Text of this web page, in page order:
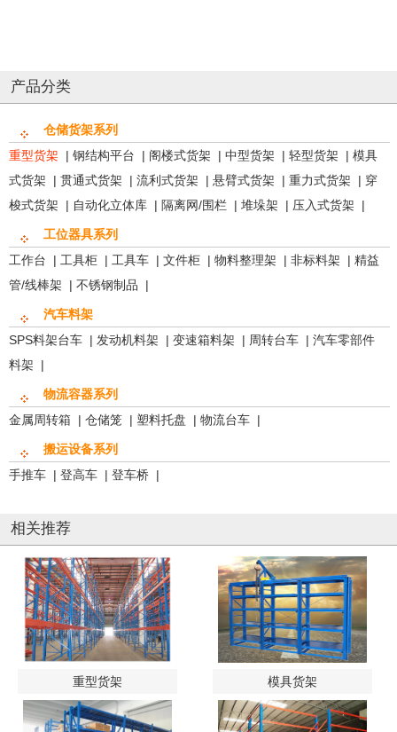
产品分类
仓储货架系列
重型货架 | 钢结构平台 | 阁楼式货架 | 中型货架 | 轻型货架 | 模具
式货架 | 贯通式货架 | 流利式货架 | 悬臂式货架 | 重力式货架 | 穿
梭式货架 | 自动化立体库 | 隔离网/围栏 | 堆垛架 | 压入式货架 |
工位器具系列
工作台 | 工具柜 | 工具车 | 文件柜 | 物料整理架 | 非标料架 | 精益
管/线棒架 | 不锈钢制品 |
汽车料架
SPS料架台车 | 发动机料架 | 变速箱料架 | 周转台车 | 汽车零部件
料架 |
物流容器系列
金属周转箱 | 仓储笼 | 塑料托盘 | 物流台车 |
搬运设备系列
手推车 | 登高车 | 登车桥 |
相关推荐
重型货架 模具货架